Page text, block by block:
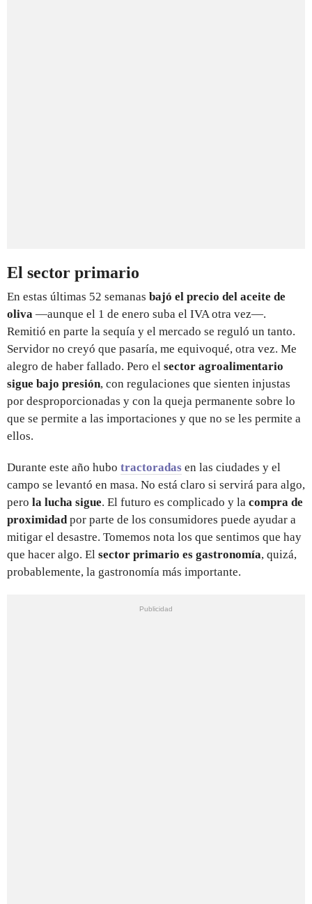
El sector primario
En estas últimas 52 semanas bajó el precio del aceite de
oliva —aunque el 1 de enero suba el IVA otra vez—.
Remitió en parte la sequía y el mercado se reguló un tanto.
Servidor no creyó que pasaría, me equivoqué, otra vez. Me
alegro de haber fallado. Pero el sector agroalimentario
sigue bajo presión, con regulaciones que sienten injustas
por desproporcionadas y con la queja permanente sobre lo
que se permite a las importaciones y que no se les permite a
ellos.
Durante este año hubo tractoradas en las ciudades y el
campo se levantó en masa. No está claro si servirá para algo,
pero la lucha sigue. El futuro es complicado y la compra de
proximidadpor parte de los consumidores puede ayudar a
mitigar el desastre. Tomemos nota los que sentimos que hay
que hacer algo. El sector primario es gastronomía, quizá,
probablemente, la gastronomía más importante.